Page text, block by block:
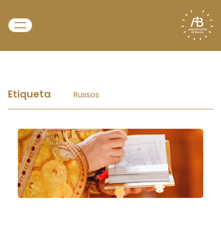
Etiqueta Russos